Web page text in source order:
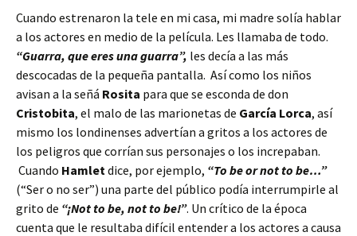
Cuando estrenaron la tele en mi casa, mi madre solía hablar
a los actores en medio de la película. Les llamaba de todo.
“Guarra, que eres una guarra”, les decía a las más
descocadas de la pequeña pantalla. Así como los niños
avisan a la señá Rosita para que se esconda de don
Cristobita, el malo de las marionetas de García Lorca, así
mismo los londinenses advertían a gritos a los actores de
los peligros que corrían sus personajes o los increpaban.
Cuando Hamlet dice, por ejemplo, “To be or not to be…”
(“Ser o no ser”) una parte del público podía interrumpirle al
grito de “¡Not to be, not to be!”. Un crítico de la época
cuenta que le resultaba difícil entender a los actores a causa